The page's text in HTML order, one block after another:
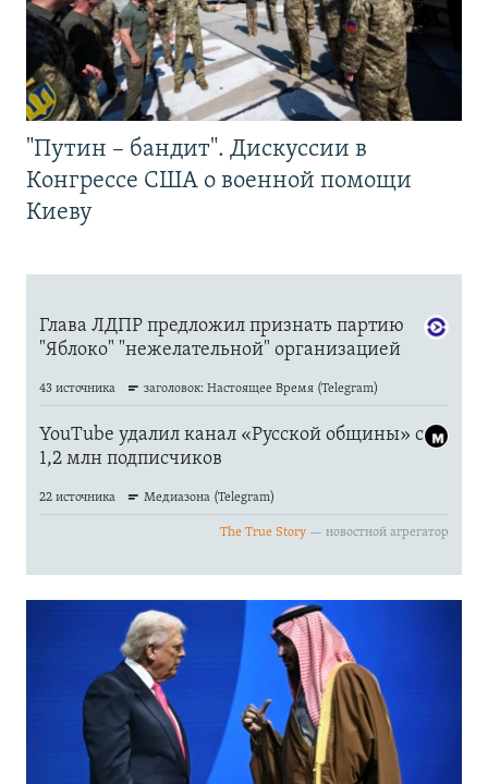
"Путин – бандит". Дискуссии в
Конгрессе США о военной помощи
Киеву